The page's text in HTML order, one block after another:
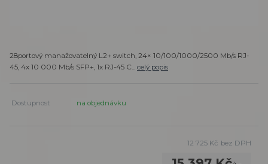
28portový manažovatelný L2+ switch, 24× 10/100/1000/2500 Mb/s RJ-
45, 4x 10 000 Mb/s SFP+, 1x RJ-45 C... celý popis
Dostupnost na objednávku
12 725 Kč bez DPH